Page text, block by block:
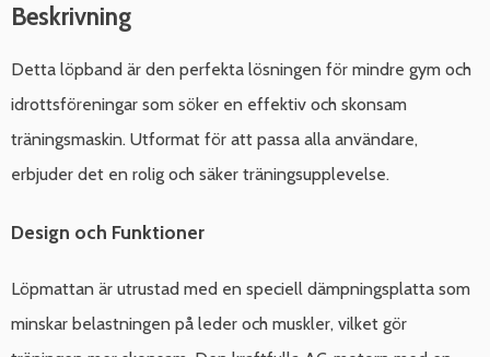
Beskrivning
Detta löpband är den perfekta lösningen för mindre gym och
idrottsföreningar som söker en effektiv och skonsam
träningsmaskin. Utformat för att passa alla användare,
erbjuder det en rolig och säker träningsupplevelse.
Design och Funktioner
Löpmattan är utrustad med en speciell dämpningsplatta som
minskar belastningen på leder och muskler, vilket gör